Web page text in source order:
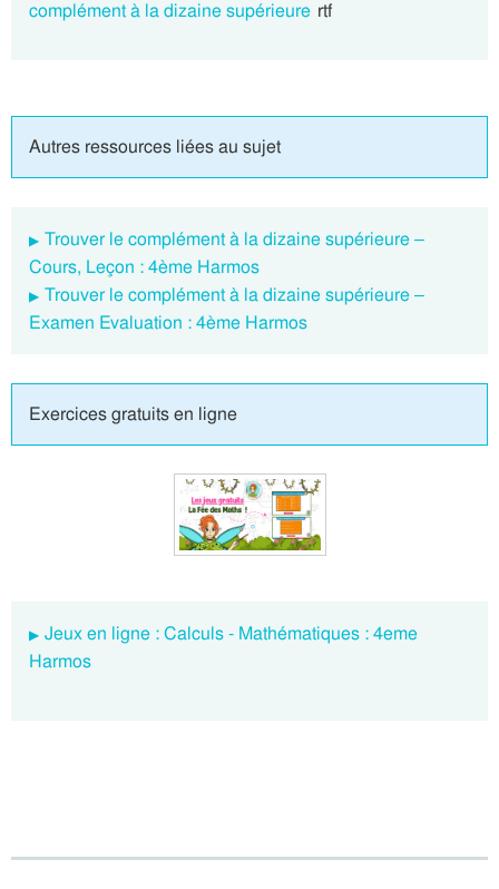
complément à la dizaine supérieure rtf
Autres ressources liées au sujet
Trouver le complément à la dizaine supérieure –
Cours, Leçon : 4ème Harmos
Trouver le complément à la dizaine supérieure –
Examen Evaluation : 4ème Harmos
Exercices gratuits en ligne
Jeux en ligne : Calculs - Mathématiques : 4eme
Harmos